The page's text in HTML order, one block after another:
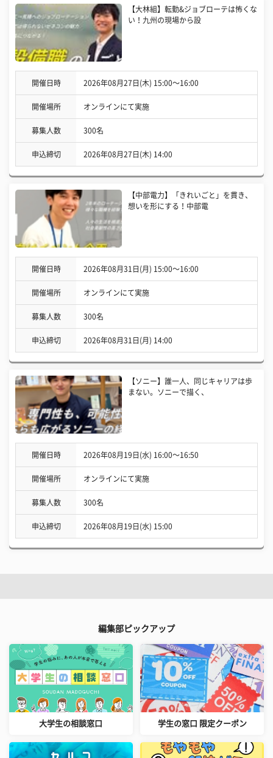
【大林組】転勤&ジョブローテは怖くな
い！九州の現場から設
開催日時 2026年08月27日(木) 15:00〜16:00
開催場所 オンラインにて実施
募集人数 300名
申込締切 2026年08月27日(木) 14:00
【中部電力】「きれいごと」を貫き、
想いを形にする！中部電
開催日時 2026年08月31日(月) 15:00〜16:00
開催場所 オンラインにて実施
募集人数 300名
申込締切 2026年08月31日(月) 14:00
【ソニー】誰一人、同じキャリアは歩
まない。ソニーで描く、
開催日時 2026年08月19日(水) 16:00〜16:50
開催場所 オンラインにて実施
募集人数 300名
申込締切 2026年08月19日(水) 15:00
編集部ピックアップ
大学生の相談窓口 学生の窓口 限定クーポン